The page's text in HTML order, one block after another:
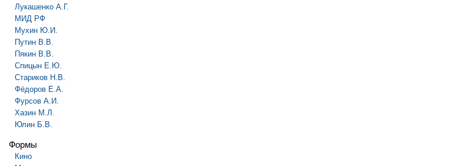
Лукашенко А.Г.
МИД РФ
Мухин Ю.И.
Путин В.В.
Пякин В.В.
Спицын Е.Ю.
Стариков Н.В.
Фёдоров Е.А.
Фурсов А.И.
Хазин М.Л.
Юлин Б.В.
Формы
Кино